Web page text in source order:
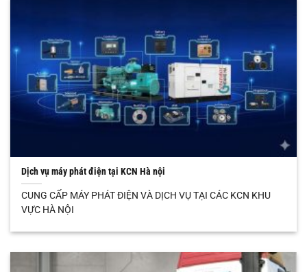
Dịch vụ máy phát điện tại KCN Hà nội
CUNG CẤP MÁY PHÁT ĐIỆN VÀ DỊCH VỤ TẠI CÁC KCN KHU
VỰC HÀ NỘI